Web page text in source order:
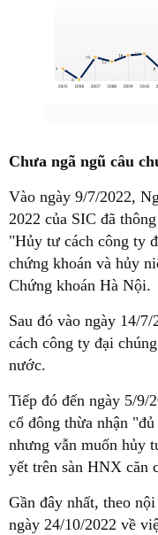
Chưa ngã ngũ câu
Vào ngày 9/7/2022,
2022 của SIC đã
"Hủy tư cách công ty
chứng khoán và hủy
Chứng khoán Hà Nội.
Sau đó vào ngày 14/
cách công ty đại
nước.
Tiếp đó đến ngày 5/9/
cổ đông thừa nhận
nhưng vẫn muốn hủy
yết trên sàn HNX căn
Gần đây nhất, theo
ngày 24/10/2022 về